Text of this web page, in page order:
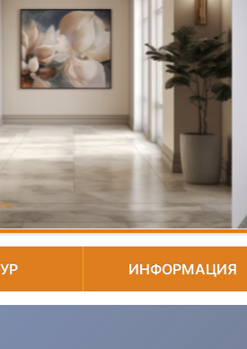
ИНФОРМАЦИЯ